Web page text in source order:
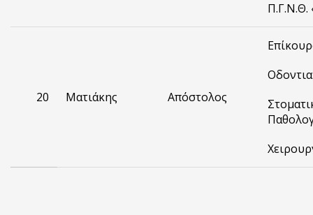
Π.Γ.Ν.Θ.
20 Ματιάκης Απόστολος